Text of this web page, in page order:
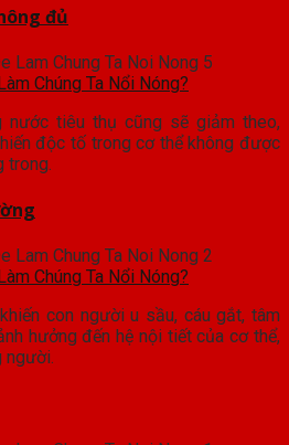
đủ
Chúng Ta Nổi Nóng?
nước tiêu thụ cũng sẽ giảm theo,
độc tố trong cơ thể không được
trong.
Chúng Ta Nổi Nóng?
con người u sầu, cáu gắt, tâm
hưởng đến hệ nội tiết của cơ thể,
người.